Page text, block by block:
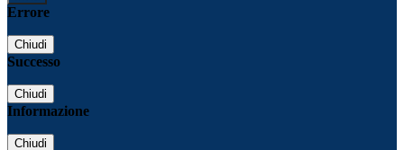
Errore
Chiudi
Successo
Chiudi
Informazione
Chiudi